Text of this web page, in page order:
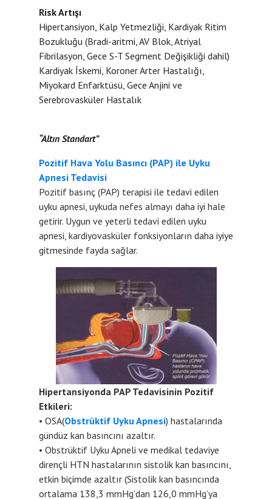
Risk Artışı
Hipertansiyon, Kalp Yetmezliği, Kardiyak Ritim
Bozukluğu (Bradi-aritmi, AV Blok, Atriyal
Fibrilasyon, Gece S-T Segment Değişikliği dahil)
Kardiyak İskemi, Koroner Arter Hastalığı,
Miyokard Enfarktüsü, Gece Anjini ve
Serebrovasküler Hastalık
“Altın Standart”
Pozitif Hava Yolu Basıncı (PAP) ile Uyku
Apnesi Tedavisi
Pozitif basınç (PAP) terapisi ile tedavi edilen
uyku apnesi, uykuda nefes almayı daha iyi hale
getirir. Uygun ve yeterli tedavi edilen uyku
apnesi, kardiyovasküler fonksiyonların daha iyiye
gitmesinde fayda sağlar.
Hipertansiyonda PAP Tedavisinin Pozitif
Etkileri:
• OSA(Obstrüktif Uyku Apnesi) hastalarında
gündüz kan basıncını azaltır.
• Obstrüktif Uyku Apneli ve medikal tedaviye
dirençli HTN hastalarının sistolik kan basıncını,
etkin biçimde azaltır (Sistolik kan basıncında
ortalama 138,3 mmHg’dan 126,0 mmHg’ya